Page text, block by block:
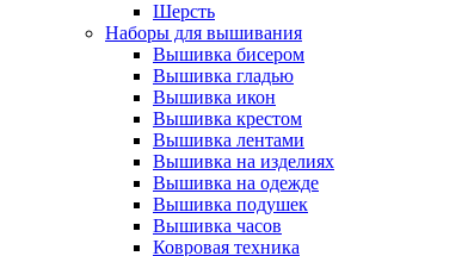
Шерсть
Наборы для вышивания
Вышивка бисером
Вышивка гладью
Вышивка икон
Вышивка крестом
Вышивка лентами
Вышивка на изделиях
Вышивка на одежде
Вышивка подушек
Вышивка часов
Ковровая техника